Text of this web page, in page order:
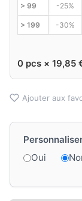
> 99 -25%
> 199 -30%
0 pcs × 19,85
Ajouter aux
Oui